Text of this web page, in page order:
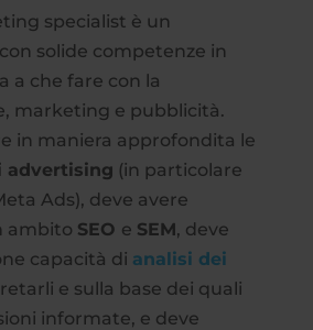
specialist è un
solide competenze in
a che fare con la
marketing e pubblicità.
in maniera approfondita le
advertising (in particolare
Ads), deve avere
ambito SEO e SEM, deve
capacità di analisi dei
e sulla base dei quali
informate, e deve